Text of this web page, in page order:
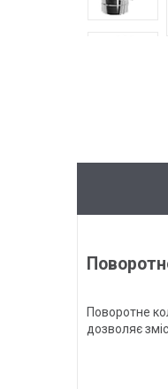
Поворотне
дозволяє